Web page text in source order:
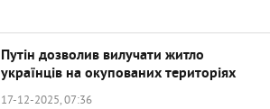
Путін дозволив вилучати житло
українців на окупованих територіях
17-12-2025, 07:36